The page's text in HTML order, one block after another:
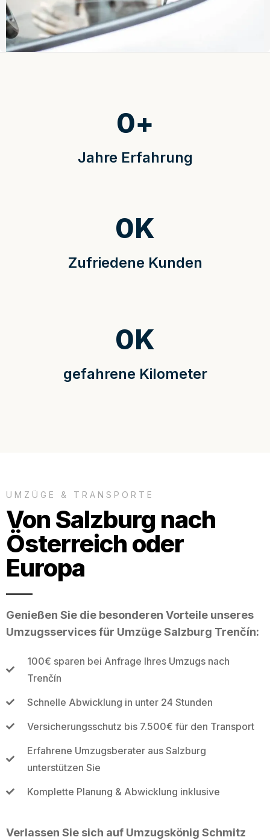
Jahre Erfahrung
0+
Zufriedene Kunden
0K
gefahrene Kilometer
0K
UMZÜGE & TRANSPORTE
Von Salzburg nach
Österreich oder
Europa
Genießen Sie die besonderen Vorteile unseres
Umzugsservices für Umzüge Salzburg Trenčín:
100€ sparen bei Anfrage Ihres Umzugs nach
Trenčín
Schnelle Abwicklung in unter 24 Stunden
Versicherungsschutz bis 7.500€ für den Transport
Erfahrene Umzugsberater aus Salzburg
unterstützen Sie
Komplette Planung & Abwicklung inklusive
Verlassen Sie sich auf Umzugskönig Schmitz